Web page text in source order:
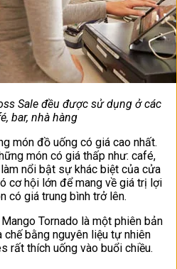
Sale đều được sử dụng ở các
bar, nhà hàng
món đồ uống có giá cao nhất.
món có giá thấp như: café,
nổi bật sự khác biệt của cửa
cơ hội lớn để mang về giá trị lợi
có giá trung bình trở lên.
Tornado là một phiên bản
bằng nguyên liệu tự nhiên
rất thích uống vào buổi chiều.